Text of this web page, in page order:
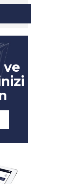
ve
DETAYLAR